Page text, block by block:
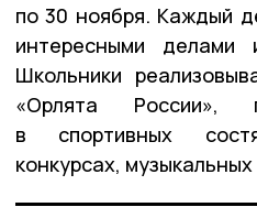
по 30 ноября. Каждый
интересными делами
Школьники
«Орлята России»,
в спортивных
конкурсах,